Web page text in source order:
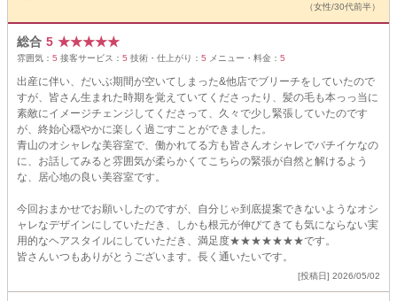
（女性/30代前半）
総合 5 ★★★★★
雰囲気： 5 接客サービス： 5 技術・仕上がり： 5 メニュー・料金： 5
出産に伴い、だいぶ期間が空いてしまった&他店でブリーチをしていたので
すが、皆さん生まれた時期を覚えていてくださったり、髪の毛も本っっ当に
素敵にイメージチェンジしてくださって、久々で少し緊張していたのです
が、終始心穏やかに楽しく過ごすことができました。
青山のオシャレな美容室で、働かれてる方も皆さんオシャレでバチイケなの
に、お話してみると雰囲気が柔らかくてこちらの緊張が自然と解けるよう
な、居心地の良い美容室です。
今回おまかせでお願いしたのですが、自分じゃ到底提案できないようなオシ
ャレなデザインにしていただき、しかも根元が伸びてきても気にならない実
用的なヘアスタイルにしていただき、満足度★★★★★★★です。
皆さんいつもありがとうございます。長く通いたいです。
[投稿日] 2026/05/02